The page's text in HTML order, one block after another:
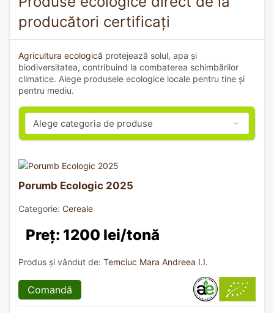
producători certificați
Agricultura ecologică protejează solul, apa și
biodiversitatea, contribuind la combaterea schimbărilor
climatice. Alege produsele ecologice locale pentru tine și
pentru mediu.
Porumb Ecologic 2025
Categorie: Cereale
Preț: 1200 lei/tonă
Produs și vândut de: Temciuc Mara Andreea I.I.
Comandă